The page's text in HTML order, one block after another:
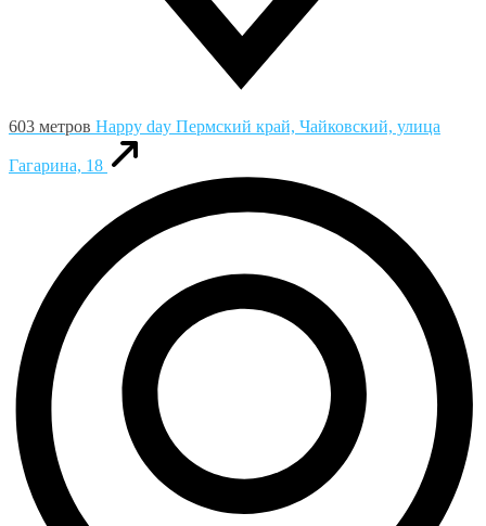
603 метров Happy day Пермский край, Чайковский, улица
Гагарина, 18